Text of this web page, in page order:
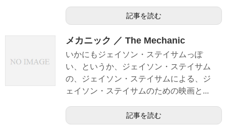
記事を読む
メカニック ／ The Mechanic
いかにもジェイソン・ステイサムっぽ
い、というか、ジェイソン・ステイサム
の、ジェイソン・ステイサムによる、ジ
ェイソン・ステイサムのための映画と...
記事を読む